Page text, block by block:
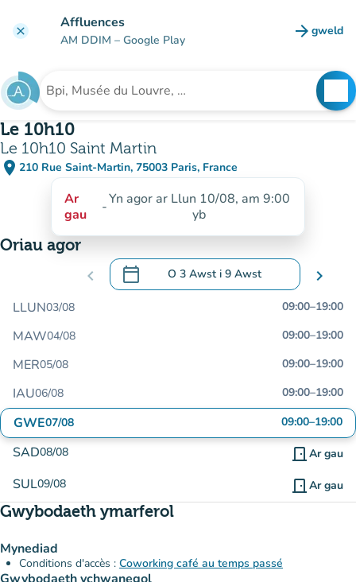
clear Affluences
AM DDIM – Google Play arrow_forward gweld
(tab
Chwilio am sefydliad
Le 10h10
Le 10h10 Saint Martin
place 210 Rue Saint-Martin, 75003 Paris, France
(agor yn Google Maps)
(tab newydd)
Ar
gau
-Yn agor ar Llun 10/08, am 9:00
yb
Oriau agor
chevron_left calendar_today O 3 Awst i 9 Awst
.Agor y calendr i newid dyddiadau chevron_right
LLUN03/08 09:00–19:00
MAW04/08 09:00–19:00
MER05/08 09:00–19:00
IAU06/08 09:00–19:00
GWE07/08 09:00–19:00
SAD08/08 door_front Ar gau
SUL09/08 door_front Ar gau
Gwybodaeth ymarferol
Mynediad
Conditions d'accès : Coworking café au temps passé